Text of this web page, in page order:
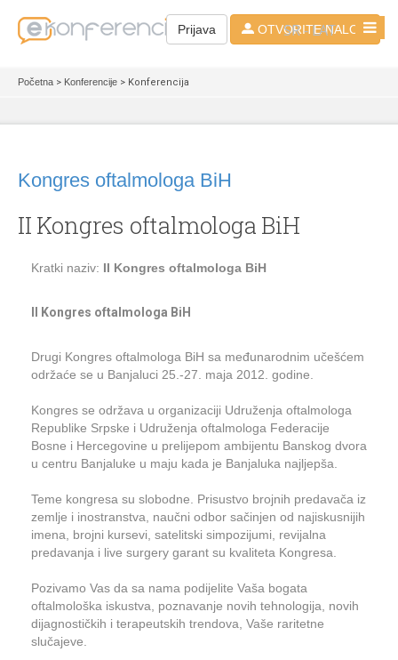
Prijava OTVORITE NALOG
SR - LAT
Početna > Konferencije > Konferencija
Kongres oftalmologa BiH
II Kongres oftalmologa BiH
Kratki naziv: II Kongres oftalmologa BiH
II Kongres oftalmologa BiH
Drugi Kongres oftalmologa BiH sa međunarodnim učešćem
održaće se u Banjaluci 25.-27. maja 2012. godine.
Kongres se održava u organizaciji Udruženja oftalmologa
Republike Srpske i Udruženja oftalmologa Federacije
Bosne i Hercegovine u prelijepom ambijentu Banskog dvora
u centru Banjaluke u maju kada je Banjaluka najljepša.
Teme kongresa su slobodne. Prisustvo brojnih predavača iz
zemlje i inostranstva, naučni odbor sačinjen od najiskusnijih
imena, brojni kursevi, satelitski simpozijumi, revijalna
predavanja i live surgery garant su kvaliteta Kongresa.
Pozivamo Vas da sa nama podijelite Vaša bogata
oftalmološka iskustva, poznavanje novih tehnologija, novih
dijagnostičkih i terapeutskih trendova, Vaše raritetne
slučajeve.